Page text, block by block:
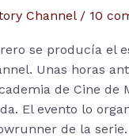
Channel/ 10
se producía el
Unas horas
de Cine
El evento lo
de la serie.